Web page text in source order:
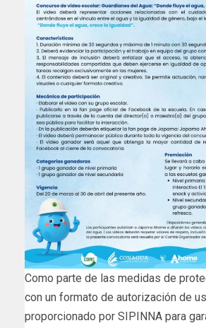
Como parte de las medidas de
con un formato de autorización de
proporcionado por SIPINNA para